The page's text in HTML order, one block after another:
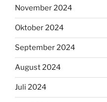
November 2024
Oktober 2024
September 2024
August 2024
Juli 2024